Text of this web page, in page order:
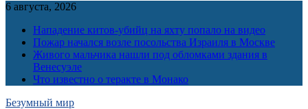
6 августа, 2026
Нападение китов-убийц на яхту попало на видео
Пожар начался возле посольства Израиля в Москве
Живого мальчика нашли под обломками здания в
Венесуэле
Что известно о теракте в Монако
Безумный мир